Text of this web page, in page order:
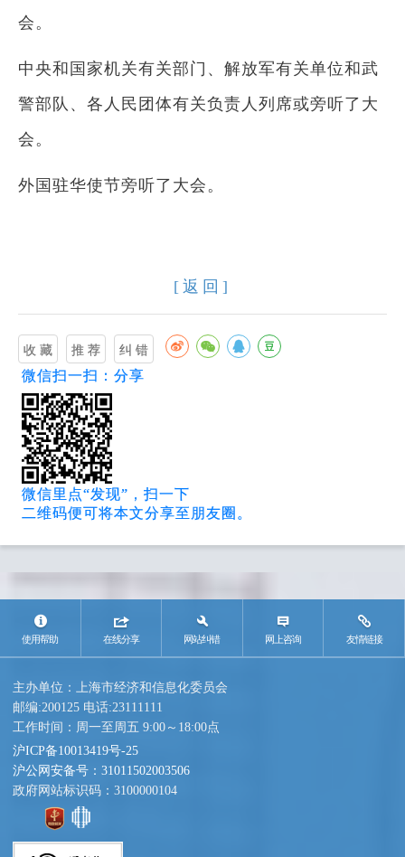
会。
中央和国家机关有关部门、解放军有关单位和武
警部队、各人民团体有关负责人列席或旁听了大
会。
外国驻华使节旁听了大会。
[返回]
微信扫一扫：分享
微信里点“发现”，扫一下
二维码便可将本文分享至朋友圈。
使用帮助 在线分享 网站纠错 网上咨询 友情链接
主办单位：上海市经济和信息化委员会
邮编:200125 电话:23111111
工作时间：周一至周五 9:00～18:00点
沪ICP备10013419号-25
沪公网安备号：31011502003506
政府网站标识码：3100000104